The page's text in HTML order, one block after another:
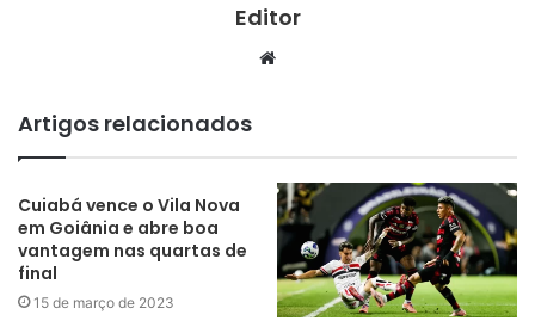
Editor
Website
Artigos relacionados
Cuiabá vence o Vila Nova
em Goiânia e abre boa
vantagem nas quartas de
final
15 de março de 2023